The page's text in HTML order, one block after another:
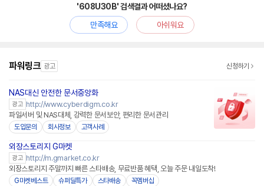
'608U30B' 검색결과 어떠셨나요?
만족해요
아쉬워요
파워링크 광고 신청하기
NAS대신 안전한 문서중앙화
광고 http://www.cyberdigm.co.kr
파일서버 및 NAS대체, 강력한 문서보안, 편리한 문서관리
도입문의 회사정보 고객사례
외장스토리지 G마켓
광고 http://m.gmarket.co.kr
외장스토리지 주말까지 빠른 스타배송, 무료반품 혜택, 오늘 주문 내일도착!
G마켓베스트 슈퍼딜특가 스타배송 꼭멤버십